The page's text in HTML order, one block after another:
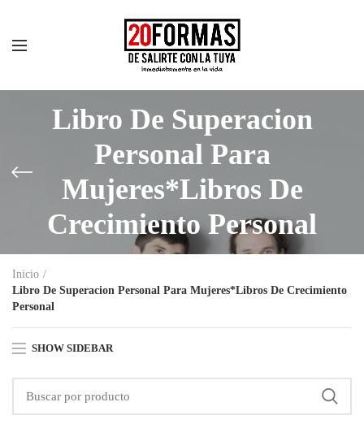
Libro De Superacion
Personal Para
Mujeres*Libros De
Crecimiento Personal
Inicio
Libro De Superacion Personal Para Mujeres*Libros De Crecimiento
Personal
SHOW SIDEBAR